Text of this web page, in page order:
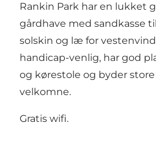
Rankin Park har en lukket
gårdhave med sandkasse
solskin og læ for
handicap-venlig, har god
og kørestole og byder
velkomne.
Gratis wifi.